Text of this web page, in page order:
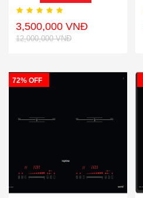
3,500,000 VNĐ
12,000,000 VNĐ
72% OFF